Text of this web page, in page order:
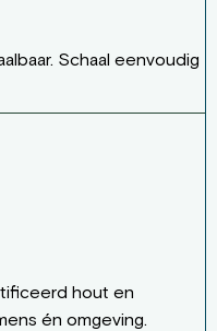
Schaal eenvoudig
hout en
én omgeving.